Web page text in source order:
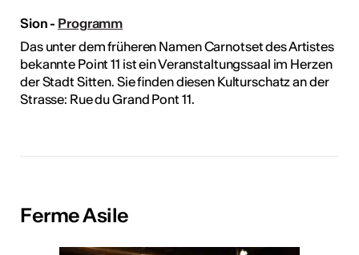
Sion - Programm
Das unter dem früheren Namen Carnotset des Artistes
bekannte Point 11 ist ein Veranstaltungssaal im Herzen
der Stadt Sitten. Sie finden diesen Kulturschatz an der
Strasse: Rue du Grand Pont 11.
Ferme Asile